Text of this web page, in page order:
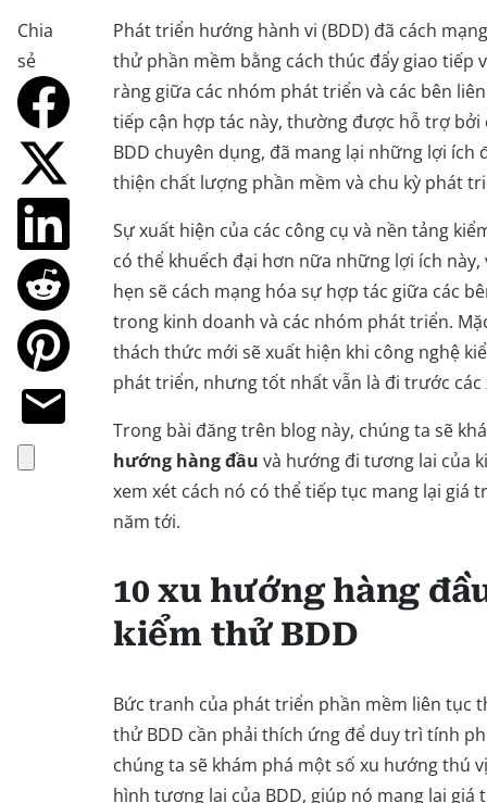
Chia
sẻ
Phát triển hướng hành vi (BDD) đã cách
thử phần mềm bằng cách thúc đẩy giao tiếp
ràng giữa các nhóm phát triển và các bên
tiếp cận hợp tác này, thường được hỗ trợ bởi
BDD chuyên dụng, đã mang lại những lợi ích
thiện chất lượng phần mềm và chu kỳ phát
Sự xuất hiện của các công cụ và nền tảng
có thể khuếch đại hơn nữa những lợi ích này,
hẹn sẽ cách mạng hóa sự hợp tác giữa các
trong kinh doanh và các nhóm phát triển.
thách thức mới sẽ xuất hiện khi công nghệ
phát triển, nhưng tốt nhất vẫn là đi trước các
Trong bài đăng trên blog này, chúng ta sẽ
hướng hàng đầu và hướng đi tương lai của
xem xét cách nó có thể tiếp tục mang lại giá
năm tới.
10 xu hướng hàng
kiểm thử BDD
Bức tranh của phát triển phần mềm liên tục
thử BDD cần phải thích ứng để duy trì tính
chúng ta sẽ khám phá một số xu hướng thú
hình tương lai của BDD, giúp nó mang lại giá